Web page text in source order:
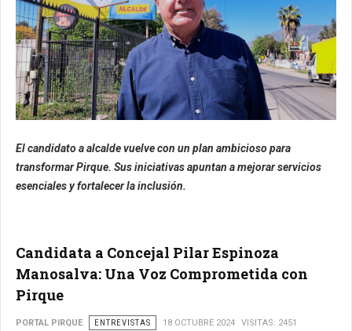
El candidato a alcalde vuelve con un plan ambicioso para
transformar Pirque. Sus iniciativas apuntan a mejorar servicios
esenciales y fortalecer la inclusión.
Candidata a Concejal Pilar Espinoza
Manosalva: Una Voz Comprometida con
Pirque
PORTAL PIRQUE ENTREVISTAS 18 OCTUBRE 2024 VISITAS: 2451